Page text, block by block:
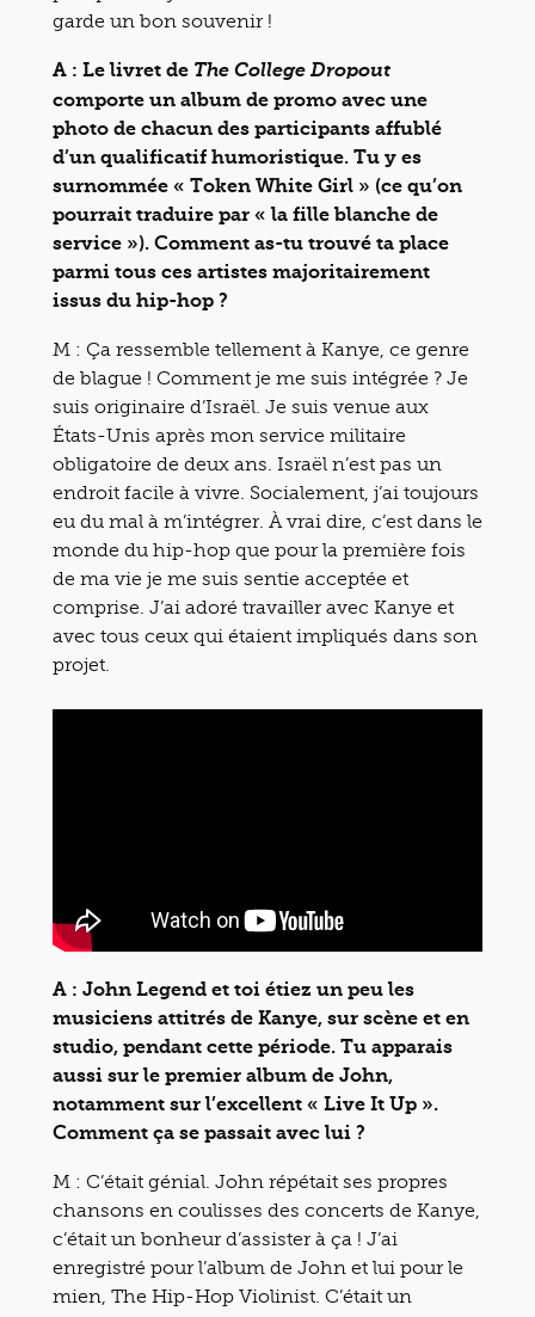
garde un bon souvenir !
A : Le livret de The College Dropout
comporte un album de promo avec une
photo de chacun des participants affublé
d’un qualificatif humoristique. Tu y es
surnommée « Token White Girl » (ce qu’on
pourrait traduire par « la fille blanche de
service »). Comment as-tu trouvé ta place
parmi tous ces artistes majoritairement
issus du hip-hop ?
M : Ça ressemble tellement à Kanye, ce genre
de blague ! Comment je me suis intégrée ? Je
suis originaire d’Israël. Je suis venue aux
États-Unis après mon service militaire
obligatoire de deux ans. Israël n’est pas un
endroit facile à vivre. Socialement, j’ai toujours
eu du mal à m’intégrer. À vrai dire, c’est dans le
monde du hip-hop que pour la première fois
de ma vie je me suis sentie acceptée et
comprise. J’ai adoré travailler avec Kanye et
avec tous ceux qui étaient impliqués dans son
projet.
A : John Legend et toi étiez un peu les
musiciens attitrés de Kanye, sur scène et en
studio, pendant cette période. Tu apparais
aussi sur le premier album de John,
notamment sur l’excellent « Live It Up ».
Comment ça se passait avec lui ?
M : C’était génial. John répétait ses propres
chansons en coulisses des concerts de Kanye,
c’était un bonheur d’assister à ça ! J’ai
enregistré pour l’album de John et lui pour le
mien, The Hip-Hop Violinist. C’était un